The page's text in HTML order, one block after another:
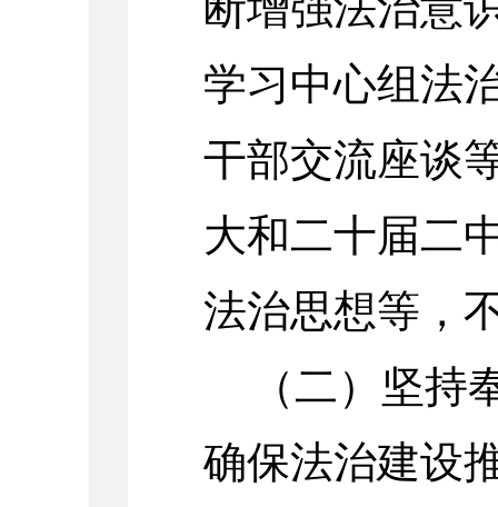
学习中心组法
干部交流座谈
大和二十届二
法治思想等，
（二）
坚持
确保法治建设